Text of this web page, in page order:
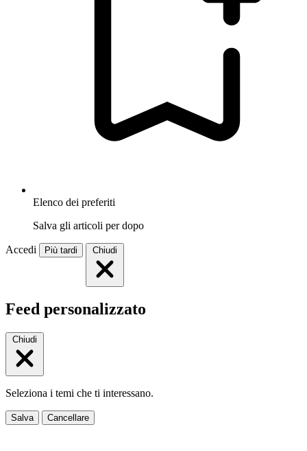
Elenco dei preferiti
Salva gli articoli per dopo
Accedi Più tardi Chiudi
Feed personalizzato
Chiudi
Seleziona i temi che ti interessano.
Salva Cancellare